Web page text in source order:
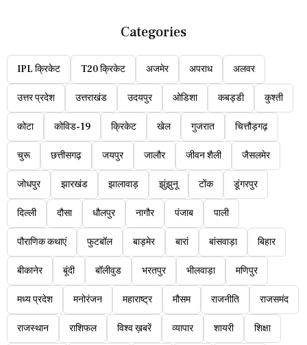
Categories
IPL क्रिकेट T20 क्रिकेट अजमेर अपराध अलवर
उत्तर प्रदेश उत्तराखंड उदयपुर ओडिशा कबड्डी कुश्ती
कोटा कोविड-19 क्रिकेट खेल गुजरात चित्तौड़गढ़
चुरू छत्तीसगढ़ जयपुर जालौर जीवन शैली जैसलमेर
जोधपुर झारखंड झालावाड़ झुंझुनू टोंक डूंगरपुर
दिल्ली दौसा धौलपुर नागौर पंजाब पाली
पौराणिक कथाएं फुटबॉल बाड़मेर बारां बांसवाड़ा बिहार
बीकानेर बूंदी बॉलीवुड भरतपुर भीलवाड़ा मणिपुर
मध्य प्रदेश मनोरंजन महाराष्ट्र मौसम राजनीति राजसमंद
राजस्थान राशिफल विश्व ख़बरें व्यापार शायरी शिक्षा